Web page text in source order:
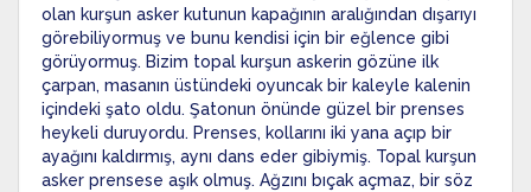
olan kurşun asker kutunun kapağının aralığından dışarıyı
görebiliyormuş ve bunu kendisi için bir eğlence gibi
görüyormuş. Bizim topal kurşun askerin gözüne ilk
çarpan, masanın üstündeki oyuncak bir kaleyle kalenin
içindeki şato oldu. Şatonun önünde güzel bir prenses
heykeli duruyordu. Prenses, kollarını iki yana açıp bir
ayağını kaldırmış, aynı dans eder gibiymiş. Topal kurşun
asker prensese aşık olmuş. Ağzını bıçak açmaz, bir söz